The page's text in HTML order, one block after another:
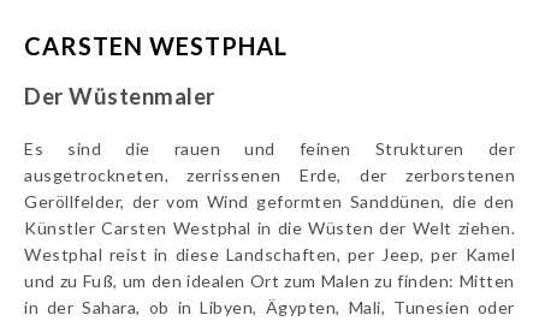
CARSTEN WESTPHAL
Der Wüstenmaler
Es sind die rauen und feinen Strukturen der
ausgetrockneten, zerrissenen Erde, der zerborstenen
Geröllfelder, der vom Wind geformten Sanddünen, die den
Künstler Carsten Westphal in die Wüsten der Welt ziehen.
Westphal reist in diese Landschaften, per Jeep, per Kamel
und zu Fuß, um den idealen Ort zum Malen zu finden: Mitten
in der Sahara, ob in Libyen, Ägypten, Mali, Tunesien oder